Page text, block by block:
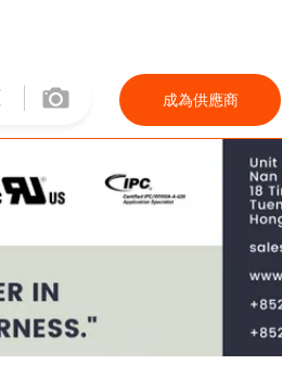
成為供應商